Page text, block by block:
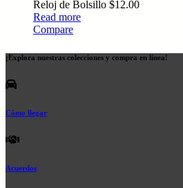
Reloj de Bolsillo $12.00
Read more
Compare
¡Explora nuestras colecciones y compra en línea!
Cómo llegar
Acuerdos